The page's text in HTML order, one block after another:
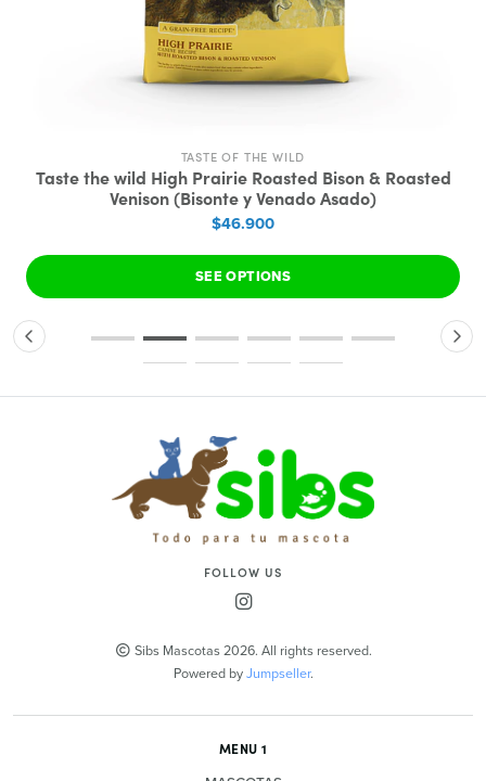
TASTE OF THE WILD
Taste the wild High Prairie Roasted Bison & Roasted
Venison (Bisonte y Venado Asado)
$46.900
SEE OPTIONS
FOLLOW US
Sibs Mascotas 2026. All rights reserved.
Powered byJumpseller.
MENU 1